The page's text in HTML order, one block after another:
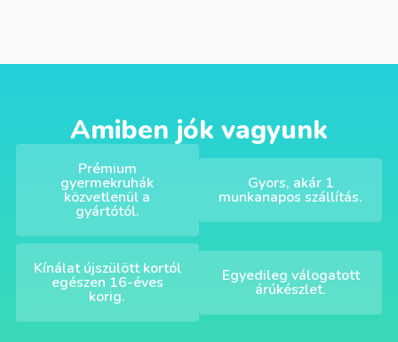
Amiben jók vagyunk
Prémium
gyermekruhák
közvetlenül a
gyártótól.
Gyors, akár 1
munkanapos szállítás.
Kínálat újszülött kortól
egészen 16-éves
korig.
Egyedileg válogatott
árúkészlet.